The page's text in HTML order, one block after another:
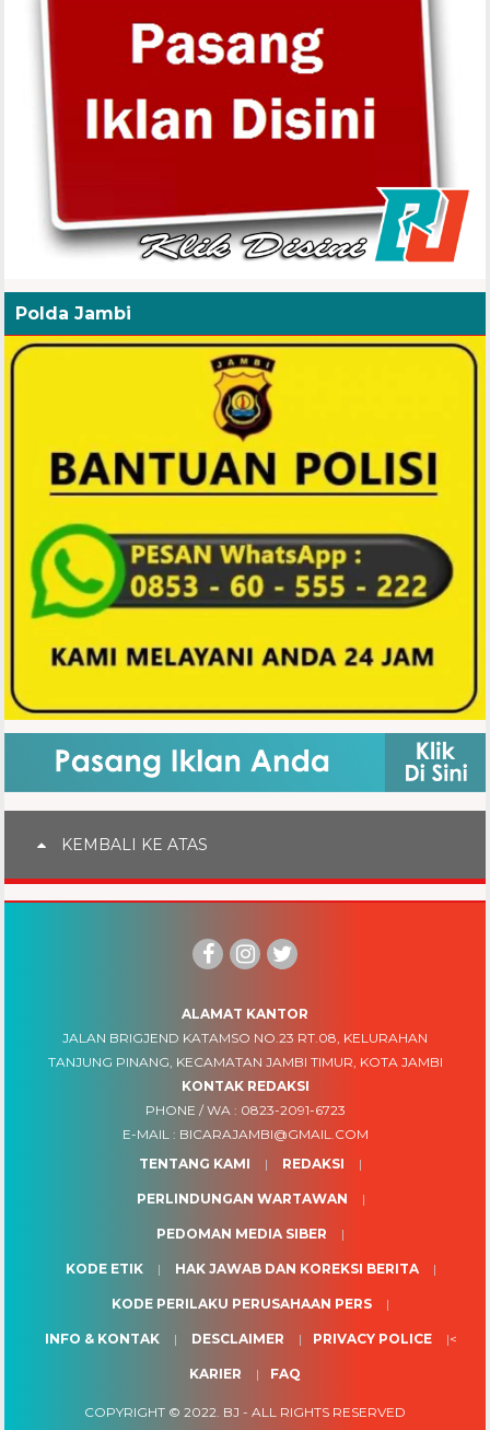
Polda Jambi
KEMBALI KE ATAS
ALAMAT KANTOR
JALAN BRIGJEND KATAMSO NO.23 RT.08, KELURAHAN
TANJUNG PINANG, KECAMATAN JAMBI TIMUR, KOTA JAMBI
KONTAK REDAKSI
PHONE / WA : 0823-2091-6723
E-MAIL : BICARAJAMBI@GMAIL.COM
TENTANG KAMI
REDAKSI
PERLINDUNGAN WARTAWAN
PEDOMAN MEDIA SIBER
KODE ETIK HAK JAWAB DAN KOREKSI BERITA
KODE PERILAKU PERUSAHAAN PERS
INFO & KONTAK DESCLAIMER PRIVACY POLICE <
KARIER FAQ
COPYRIGHT © 2022. BJ - ALL RIGHTS RESERVED